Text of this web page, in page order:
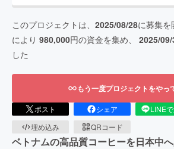
このプロジェクトは、 2025/08/28に募集を
により 980,000円の資金を集め、 2025/
した
もう一度プロジェクトをやっ
ポスト シェア LINE
埋め込み
QRコード
ベトナムの高品質コーヒーを日本中